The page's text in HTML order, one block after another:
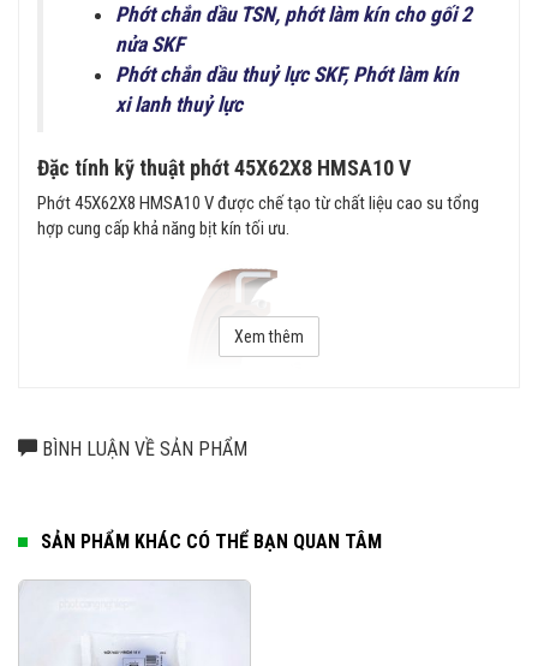
Phớt chắn dầu TSN, phớt làm kín cho gối 2
nửa SKF
Phớt chắn dầu thuỷ lực SKF, Phớt làm kín
xi lanh thuỷ lực
Đặc tính kỹ thuật phớt 45X62X8 HMSA10 V
Phớt 45X62X8 HMSA10 V được chế tạo từ chất liệu cao su tổng
hợp cung cấp khả năng bịt kín tối ưu.
Thiết kế phớt chặn dầu 45X62X8 HMSA10 V
bịt kín có lò xo góp phần tạo ra phản ứng nhanh trong việc xử lý độ
Xem thêm
BÌNH LUẬN VỀ SẢN PHẨM
SẢN PHẨM KHÁC CÓ THỂ BẠN QUAN TÂM